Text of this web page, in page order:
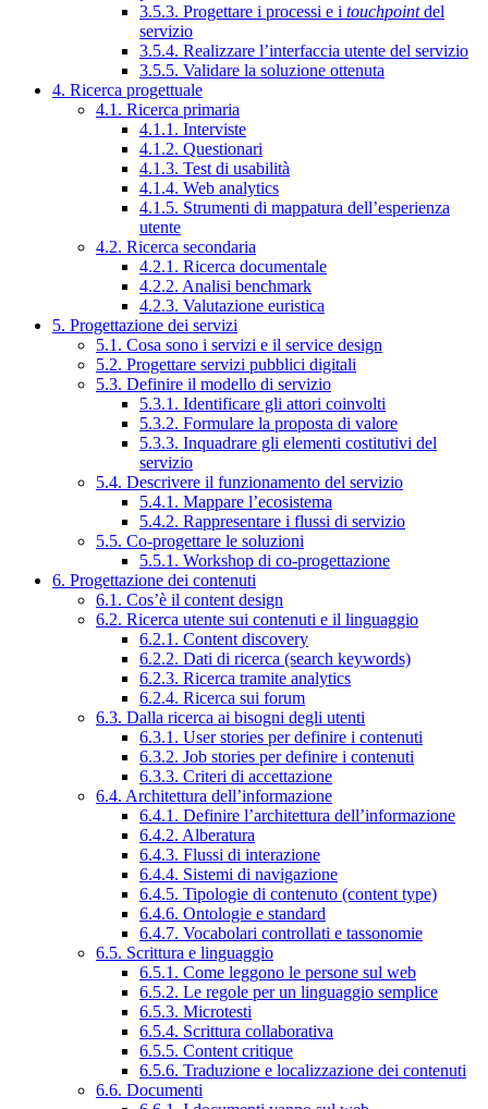
3.5.3. Progettare i processi e i touchpointdel
servizio
3.5.4. Realizzare l’interfaccia utente del servizio
3.5.5. Validare la soluzione ottenuta
4. Ricerca progettuale
4.1. Ricerca primaria
4.1.1. Interviste
4.1.2. Questionari
4.1.3. Test di usabilità
4.1.4. Web analytics
4.1.5. Strumenti di mappatura dell’esperienza
utente
4.2. Ricerca secondaria
4.2.1. Ricerca documentale
4.2.2. Analisi benchmark
4.2.3. Valutazione euristica
5. Progettazione dei servizi
5.1. Cosa sono i servizi e il service design
5.2. Progettare servizi pubblici digitali
5.3. Definire il modello di servizio
5.3.1. Identificare gli attori coinvolti
5.3.2. Formulare la proposta di valore
5.3.3. Inquadrare gli elementi costitutivi del
servizio
5.4. Descrivere il funzionamento del servizio
5.4.1. Mappare l’ecosistema
5.4.2. Rappresentare i flussi di servizio
5.5. Co-progettare le soluzioni
5.5.1. Workshop di co-progettazione
6. Progettazione dei contenuti
6.1. Cos’è il content design
6.2. Ricerca utente sui contenuti e il linguaggio
6.2.1. Content discovery
6.2.2. Dati di ricerca (search keywords)
6.2.3. Ricerca tramite analytics
6.2.4. Ricerca sui forum
6.3. Dalla ricerca ai bisogni degli utenti
6.3.1. User stories per definire i contenuti
6.3.2. Job stories per definire i contenuti
6.3.3. Criteri di accettazione
6.4. Architettura dell’informazione
6.4.1. Definire l’architettura dell’informazione
6.4.2. Alberatura
6.4.3. Flussi di interazione
6.4.4. Sistemi di navigazione
6.4.5. Tipologie di contenuto (content type)
6.4.6. Ontologie e standard
6.4.7. Vocabolari controllati e tassonomie
6.5. Scrittura e linguaggio
6.5.1. Come leggono le persone sul web
6.5.2. Le regole per un linguaggio semplice
6.5.3. Microtesti
6.5.4. Scrittura collaborativa
6.5.5. Content critique
6.5.6. Traduzione e localizzazione dei contenuti
6.6. Documenti